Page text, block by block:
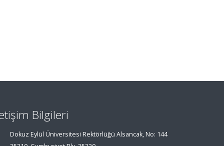
Bilgileri
Dokuz Eylül Üniversitesi Rektörlüğü Alsancak, No: 144